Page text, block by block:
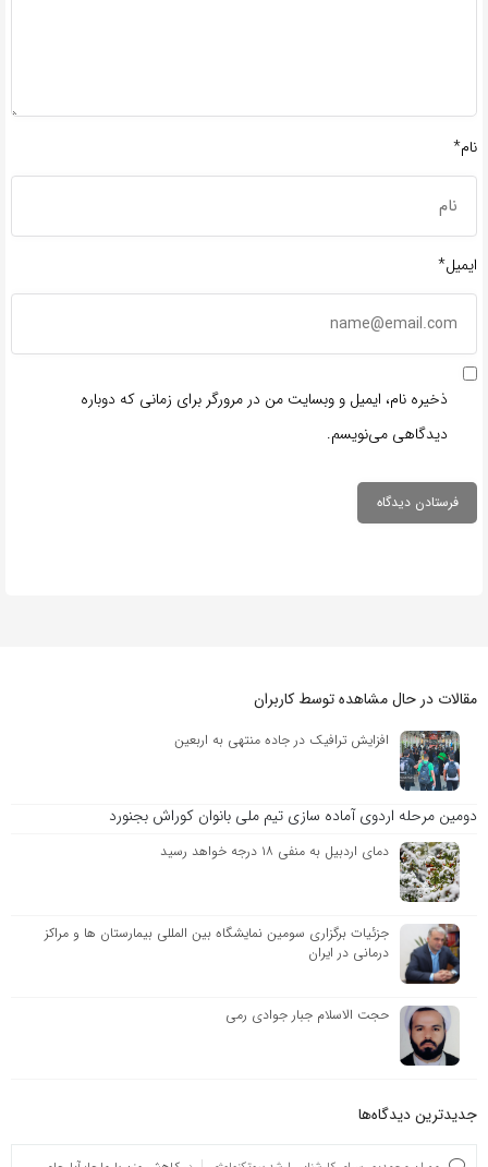
نام*
ایمیل*
ذخیره نام، ایمیل و وبسایت من در مرورگر برای زمانی که دوباره
دیدگاهی می‌نویسم.
مقالات در حال مشاهده توسط کاربران
افزایش ترافیک در جاده منتهی به اربعین
دومین مرحله اردوی آماده سازی تیم ملی بانوان کوراش بجنورد
دمای اردبیل به منفی ۱۸ درجه خواهد رسید
جزئیات برگزاری سومین نمایشگاه بین المللی بیمارستان ها و مراکز
درمانی در ایران
حجت الاسلام جبار جوادی رمی
جدیدترین دیدگاه‌‌ها